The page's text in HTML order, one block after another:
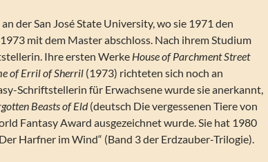
der San José State University, wo sie 1971 den
mit dem Master abschloss. Nach ihrem Studium
Ihre ersten Werke House of Parchment Street
of Erril of Sherril (1973) richteten sich noch an
Schriftstellerin für Erwachsene wurde sie anerkannt,
Beasts of Eld(deutsch Die vergessenen Tiere von
Fantasy Award ausgezeichnet wurde. Sie hat 1980
Harfner im Wind“ (Band 3 der Erdzauber-Trilogie).